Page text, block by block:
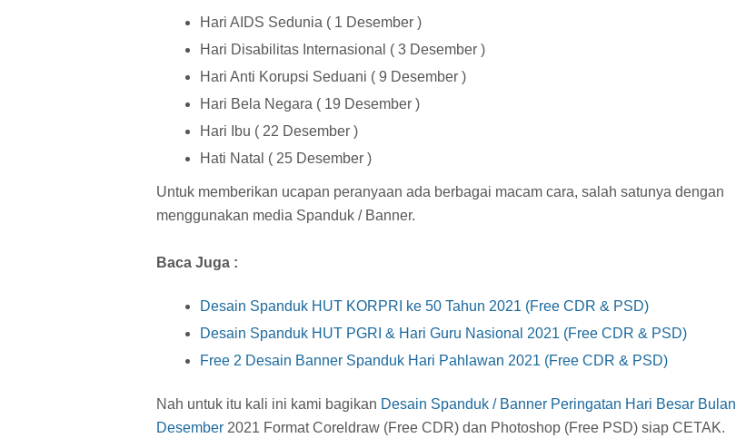
Hari AIDS Sedunia ( 1 Desember )
Hari Disabilitas Internasional ( 3 Desember )
Hari Anti Korupsi Seduani ( 9 Desember )
Hari Bela Negara ( 19 Desember )
Hari Ibu ( 22 Desember )
Hati Natal ( 25 Desember )
Untuk memberikan ucapan peranyaan ada berbagai macam cara, salah satunya dengan
menggunakan media Spanduk / Banner.
Baca Juga :
Desain Spanduk HUT KORPRI ke 50 Tahun 2021 (Free CDR & PSD)
Desain Spanduk HUT PGRI & Hari Guru Nasional 2021 (Free CDR & PSD)
Free 2 Desain Banner Spanduk Hari Pahlawan 2021 (Free CDR & PSD)
Nah untuk itu kali ini kami bagikan Desain Spanduk / Banner Peringatan Hari Besar Bulan
Desember 2021 Format Coreldraw (Free CDR) dan Photoshop (Free PSD) siap CETAK.